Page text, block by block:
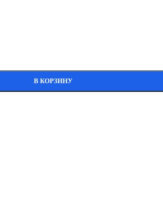
В КОРЗИНУ